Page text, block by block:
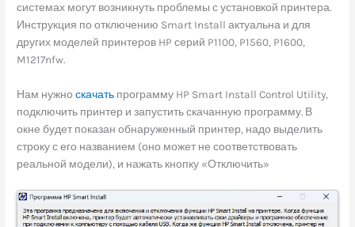
системах могут возникнуть проблемы с установкой принтера.
Инструкция по отключению Smart Install актуальна и для
других моделей принтеров HP серий P1100, P1560, P1600,
M1217nfw.
Нам нужноскачать программу HP Smart Install Control Utility,
подключить принтер и запустить скачанную программу. В
окне будет показан обнаруженный принтер, надо выделить
строку с его названием (оно может не соответствовать
реальной модели), и нажать кнопку «Отключить»